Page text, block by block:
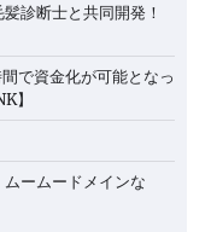
診断士と共同開発！
で資金化が可能となっ
】
ームードメインな